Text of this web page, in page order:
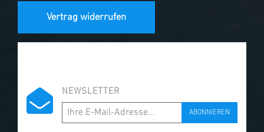
Vertrag widerrufen
NEWSLETTER
ABONNIEREN